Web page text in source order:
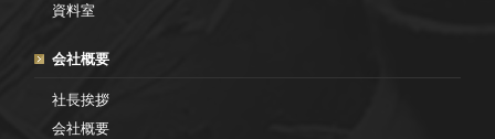
資料室
会社概要
社長挨拶
会社概要